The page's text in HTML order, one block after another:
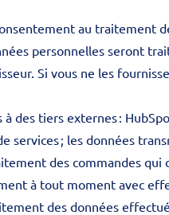
au traitement
personnelles seront
Si vous ne les
des tiers externes :
services ; les données
des commandes
à tout moment avec
des données